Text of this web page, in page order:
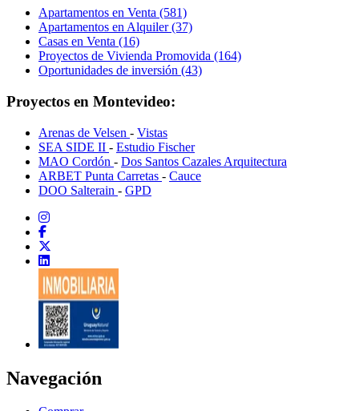
Apartamentos en Venta (581)
Apartamentos en Alquiler (37)
Casas en Venta (16)
Proyectos de Vivienda Promovida (164)
Oportunidades de inversión (43)
Proyectos en Montevideo:
Arenas de Velsen - Vistas
SEA SIDE II - Estudio Fischer
MAO Cordón - Dos Santos Cazales Arquitectura
ARBET Punta Carretas - Cauce
DOO Salterain - GPD
Navegación